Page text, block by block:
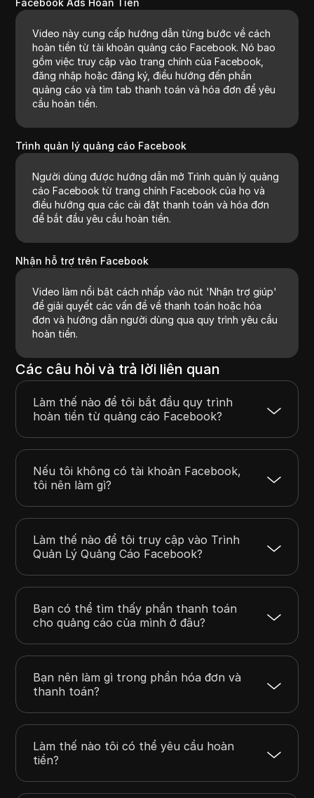
Video này cung cấp hướng dẫn từng bước về cách
hoàn tiền từ tài khoản quảng cáo Facebook. Nó bao
gồm việc truy cập vào trang chính của Facebook,
đăng nhập hoặc đăng ký, điều hướng đến phần
quảng cáo và tìm tab thanh toán và hóa đơn để yêu
cầu hoàn tiền.
Trình quản lý quảng cáo Facebook
Người dùng được hướng dẫn mở Trình quản lý quảng
cáo Facebook từ trang chính Facebook của họ và
điều hướng qua các cài đặt thanh toán và hóa đơn
để bắt đầu yêu cầu hoàn tiền.
Nhận hỗ trợ trên Facebook
Video làm nổi bật cách nhấp vào nút 'Nhận trợ giúp'
để giải quyết các vấn đề về thanh toán hoặc hóa
đơn và hướng dẫn người dùng qua quy trình yêu cầu
hoàn tiền.
Các câu hỏi và trả lời liên quan
Làm thế nào để tôi bắt đầu quy trình
hoàn tiền từ quảng cáo Facebook?
Nếu tôi không có tài khoản Facebook,
tôi nên làm gì?
Làm thế nào để tôi truy cập vào Trình
Quản Lý Quảng Cáo Facebook?
Bạn có thể tìm thấy phần thanh toán
cho quảng cáo của mình ở đâu?
Bạn nên làm gì trong phần hóa đơn và
thanh toán?
Làm thế nào tôi có thể yêu cầu hoàn
tiền?